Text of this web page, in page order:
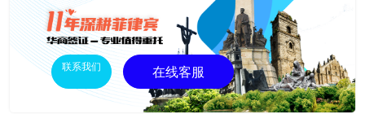
联系我们 在线客服